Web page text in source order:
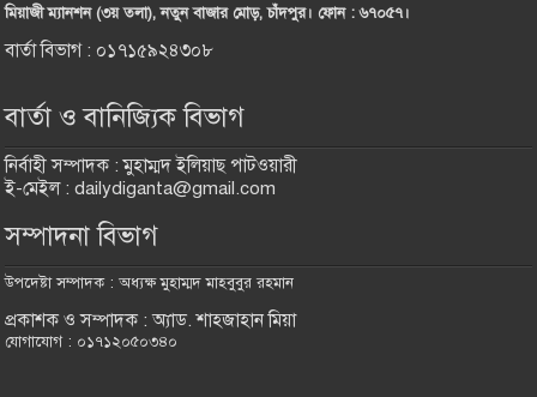
মিয়াজী ম্যানশন (৩য় তলা), নতুন বাজার মোড়, চাঁদপুর। ফোন : ৬৭০৫৭।
বার্তা বিভাগ : ০১৭১৫৯২৪৩০৮
বার্তা ও বানিজ্যিক বিভাগ
নির্বাহী সম্পাদক : মুহাম্মদ ইলিয়াছ পাটওয়ারী
ই-মেইল : dailydiganta@gmail.com
সম্পাদনা বিভাগ
উপদেষ্টা সম্পাদক : অধ্যক্ষ মুহাম্মদ মাহবুবুর রহমান
প্রকাশক ও সম্পাদক : অ্যাড. শাহজাহান মিয়া
যোগাযোগ : ০১৭১২০৫০৩৪০